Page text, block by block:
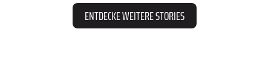
ENTDECKE WEITERE STORIES